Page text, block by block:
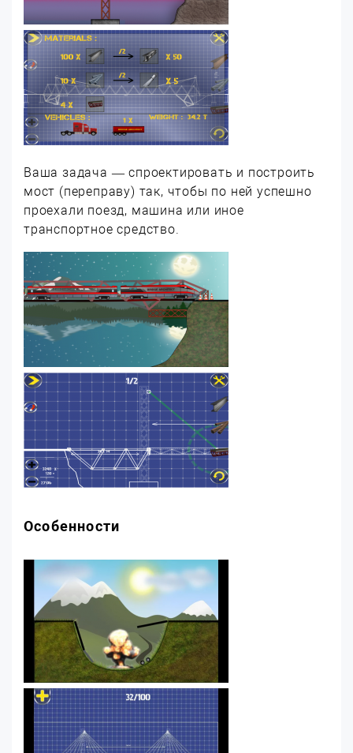
Ваша задача — спроектировать и построить
мост (переправу) так, чтобы по ней успешно
проехали поезд, машина или иное
транспортное средство.
Особенности